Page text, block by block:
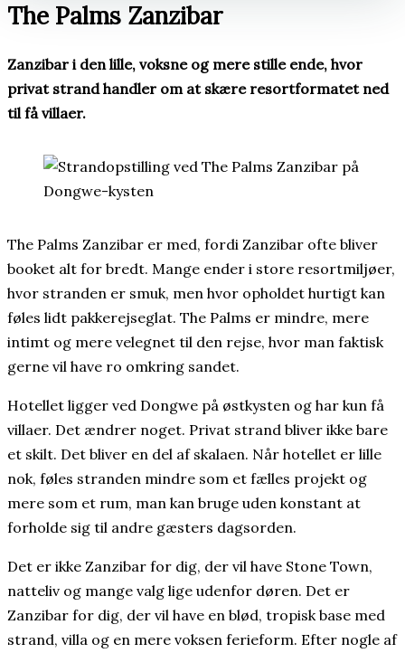
The Palms Zanzibar
Zanzibar i den lille, voksne og mere stille ende, hvor
privat strand handler om at skære resortformatet ned
til få villaer.
The Palms Zanzibar er med, fordi Zanzibar ofte bliver
booket alt for bredt. Mange ender i store resortmiljøer,
hvor stranden er smuk, men hvor opholdet hurtigt kan
føles lidt pakkerejseglat. The Palms er mindre, mere
intimt og mere velegnet til den rejse, hvor man faktisk
gerne vil have ro omkring sandet.
Hotellet ligger ved Dongwe på østkysten og har kun få
villaer. Det ændrer noget. Privat strand bliver ikke bare
et skilt. Det bliver en del af skalaen. Når hotellet er lille
nok, føles stranden mindre som et fælles projekt og
mere som et rum, man kan bruge uden konstant at
forholde sig til andre gæsters dagsorden.
Det er ikke Zanzibar for dig, der vil have Stone Town,
natteliv og mange valg lige udenfor døren. Det er
Zanzibar for dig, der vil have en blød, tropisk base med
strand, villa og en mere voksen ferieform. Efter nogle af